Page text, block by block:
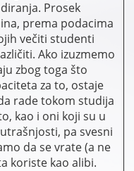
Prosek
prema podacima
večiti studenti
Ako izuzmemo
zbog toga što
za to, ostaje
rade tokom studija
kao i oni koji su u
pa svesni
da se vrate (a ne
koriste kao alibi.